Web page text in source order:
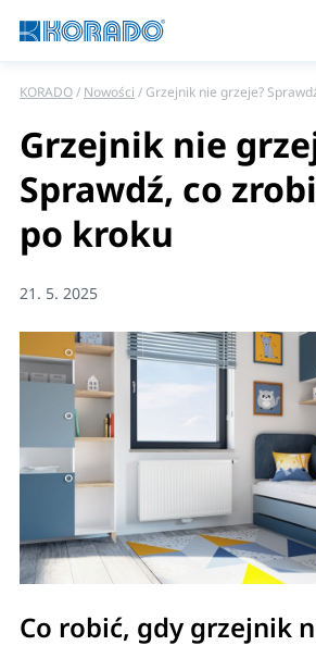
KORADO Nowości Grzejnik nie grzeje?
Grzejnik nie
Sprawdź, co
po kroku
21. 5. 2025
Co robić, gdy grzejnik